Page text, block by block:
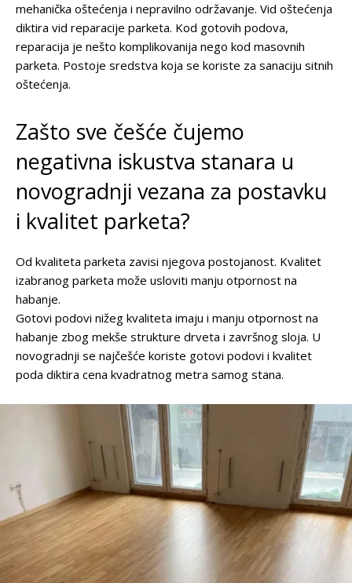
mehanička oštećenja i nepravilno održavanje. Vid oštećenja
diktira vid reparacije parketa. Kod gotovih podova,
reparacija je nešto komplikovanija nego kod masovnih
parketa. Postoje sredstva koja se koriste za sanaciju sitnih
oštećenja.
Zašto sve češće čujemo
negativna iskustva stanara u
novogradnji vezana za postavku
i kvalitet parketa?
Od kvaliteta parketa zavisi njegova postojanost. Kvalitet
izabranog parketa može usloviti manju otpornost na
habanje.
Gotovi podovi nižeg kvaliteta imaju i manju otpornost na
habanje zbog mekše strukture drveta i završnog sloja. U
novogradnji se najčešće koriste gotovi podovi i kvalitet
poda diktira cena kvadratnog metra samog stana.